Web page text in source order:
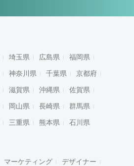
埼玉県 広島県 福岡県
神奈川県 千葉県 京都府
滋賀県 沖縄県 佐賀県
岡山県 長崎県 群馬県
三重県 熊本県 石川県
マーケティング デザイナー